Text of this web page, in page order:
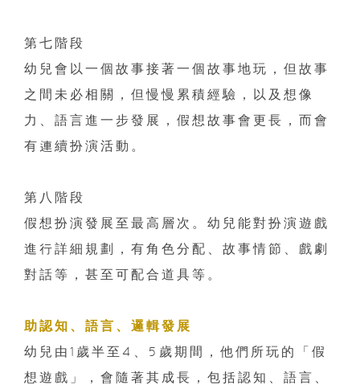
第七階段
幼兒會以一個故事接著一個故事地玩，但故事
之間未必相關，但慢慢累積經驗，以及想像
力、語言進一步發展，假想故事會更長，而會
有連續扮演活動。
第八階段
假想扮演發展至最高層次。幼兒能對扮演遊戲
進行詳細規劃，有角色分配、故事情節、戲劇
對話等，甚至可配合道具等。
助認知、語言、邏輯發展
幼兒由 1 歲半至 4 5 歲期間，他們所玩的「假
想遊戲」，會隨著其成長，包括認知、語言、